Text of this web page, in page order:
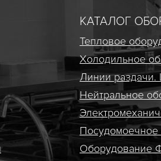
КАТАЛОГ
Тепловое
Холодильное
Линии
Нейтральное
Посудомоечное
Оборудование